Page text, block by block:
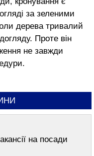
за зеленими
дерева тривалий
Проте він
не завжди
на посади